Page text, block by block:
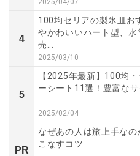
2025/04/07
4
100均セリアの製氷皿お
やかわいいハート型、
売...
2025/03/10
5
【2025年最新】100均
ーシート11選！豊富な
2025/02/04
PR
なぜあの人は旅上手な
こなすコツ